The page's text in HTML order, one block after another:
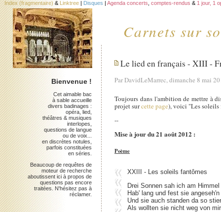
Carnets sur
Index (fragmentaire) & Linktree | Disques | Agenda concerts comptes-rendus & 1 jour, 1
Le lied en français - XIII -
Par DavidLeMarrec, dimanche 8 mai
Toujours dans l'ambition de mettre à
projet surcette page), voici "Les
--
Mise à jour du 21 août 2012 :
Poème
XXIII - Les soleils fantômes
Drei Sonnen sah ich am
Hab' lang und fest sie
Und sie auch standen da so
Als wollten sie nicht weg von
Bienvenue !
Cet aimable bac
à sable accueille
divers badinages :
opéra, lied,
théâtres & musiques
interlopes,
questions de langue
ou de voix...
en discrètes notules,
parfois constituées
en séries.
Beaucoup de requêtes de
moteur de recherche
aboutissent ici à propos de
questions pas encore
traitées. N'hésitez pas à
réclamer.